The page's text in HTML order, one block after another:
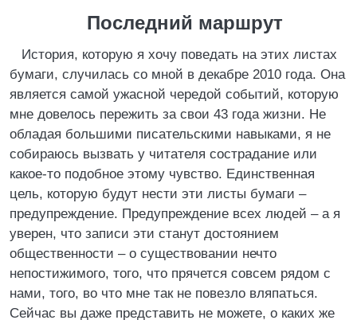
Последний маршрут
История, которую я хочу поведать на этих листах
бумаги, случилась со мной в декабре 2010 года. Она
является самой ужасной чередой событий, которую
мне довелось пережить за свои 43 года жизни. Не
обладая большими писательскими навыками, я не
собираюсь вызвать у читателя сострадание или
какое-то подобное этому чувство. Единственная
цель, которую будут нести эти листы бумаги –
предупреждение. Предупреждение всех людей – а я
уверен, что записи эти станут достоянием
общественности – о существовании нечто
непостижимого, того, что прячется совсем рядом с
нами, того, во что мне так не повезло вляпаться.
Сейчас вы даже представить не можете, о каких же